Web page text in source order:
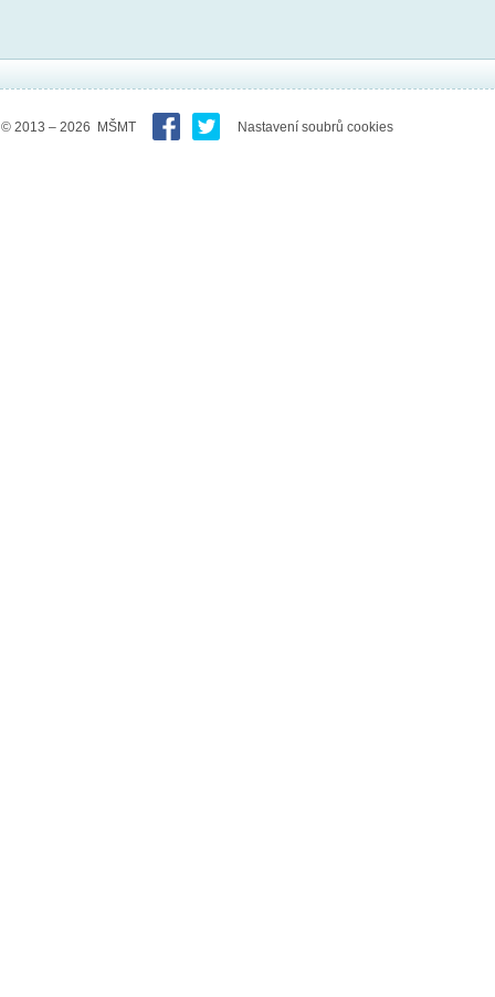
© 2013 – 2026 MŠMT Nastavení soubrů cookies